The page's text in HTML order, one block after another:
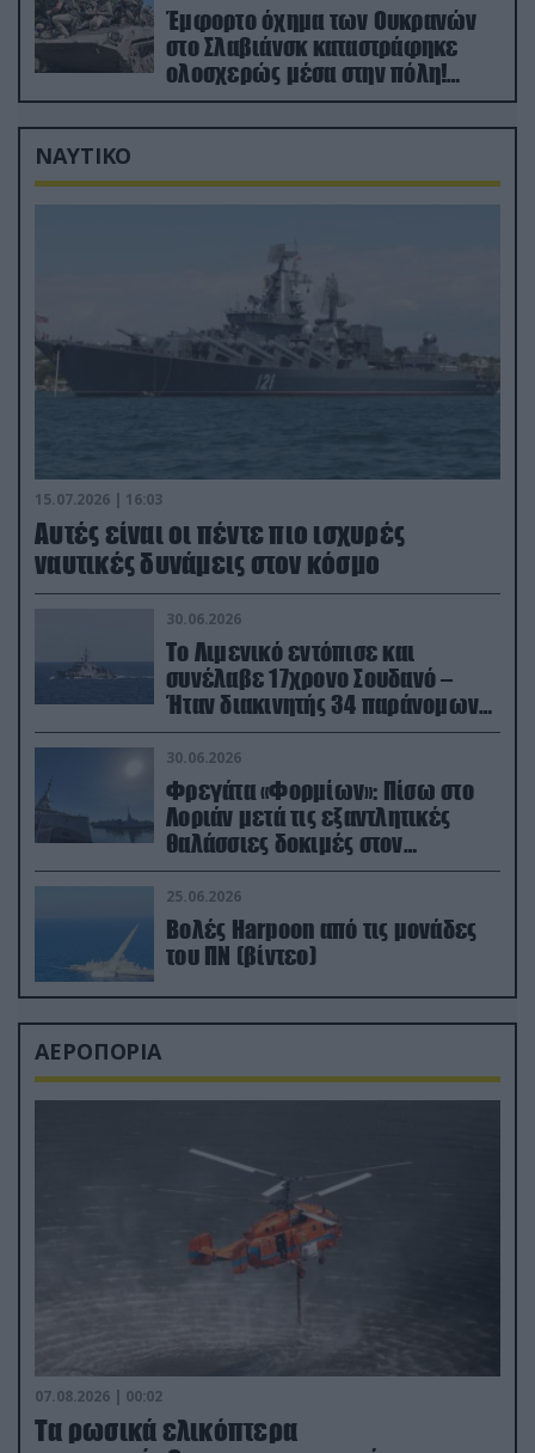
Έμφορτο όχημα των Ουκρανών
στο Σλαβιάνσκ καταστράφηκε
ολοσχερώς μέσα στην πόλη!
(βίντεο)
ΝΑΥΤΙΚΟ
15.07.2026 | 16:03
Aυτές είναι οι πέντε πιο ισχυρές
ναυτικές δυνάμεις στον κόσμο
30.06.2026
Το Λιμενικό εντόπισε και
συνέλαβε 17χρονο Σουδανό –
Ήταν διακινητής 34 παράνομων
μεταναστών
30.06.2026
Φρεγάτα «Φορμίων»: Πίσω στο
Λοριάν μετά τις εξαντλητικές
θαλάσσιες δοκιμές στον
απαιτητικό Βισκαϊκό
25.06.2026
Βολές Harpoon από τις μονάδες
του ΠΝ (βίντεο)
ΑΕΡΟΠΟΡΙΑ
07.08.2026 | 00:02
Τα ρωσικά ελικόπτερα